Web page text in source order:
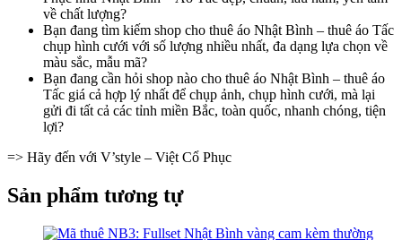
về chất lượng?
Bạn đang tìm kiếm shop cho thuê áo Nhật Bình – thuê áo Tấc
chụp hình cưới với số lượng nhiều nhất, đa dạng lựa chọn về
màu sắc, mẫu mã?
Bạn đang cần hỏi shop nào cho thuê áo Nhật Bình – thuê áo
Tấc giá cả hợp lý nhất để chụp ảnh, chụp hình cưới, mà lại
gửi đi tất cả các tỉnh miền Bắc, toàn quốc, nhanh chóng, tiện
lợi?
=> Hãy đến với V’style – Việt Cổ Phục
Sản phẩm tương tự